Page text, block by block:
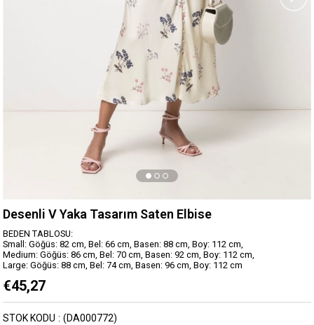
Desenli V Yaka Tasarım Saten Elbise
BEDEN TABLOSU:
Small: Göğüs: 82 cm, Bel: 66 cm, Basen: 88 cm, Boy: 112 cm,
Medium: Göğüs: 86 cm, Bel: 70 cm, Basen: 92 cm, Boy: 112 cm,
Large: Göğüs: 88 cm, Bel: 74 cm, Basen: 96 cm, Boy: 112 cm
€45,27
(DA000772)
STOK KODU